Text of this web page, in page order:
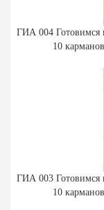
ГИА 004 Готовимся
10
ГИА 003 Готовимся
10